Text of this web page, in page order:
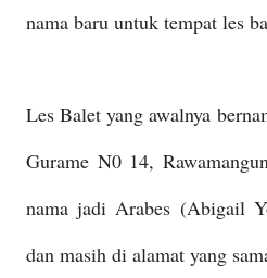
nama baru untuk tempat les
Les Balet yang awalnya
Gurame N0 14,
nama jadi Arabes (Abigail
dan masih di alamat yang